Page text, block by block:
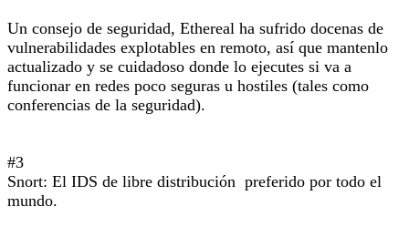
Un consejo de seguridad, Ethereal ha sufrido docenas de
vulnerabilidades explotables en remoto, así que mantenlo
actualizado y se cuidadoso donde lo ejecutes si va a
funcionar en redes poco seguras u hostiles (tales como
conferencias de la seguridad).
#3
Snort: El IDS de libre distribución preferido por todo el
mundo.